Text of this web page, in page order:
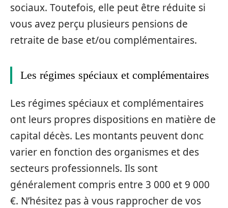
sociaux. Toutefois, elle peut être réduite si
vous avez perçu plusieurs pensions de
retraite de base et/ou complémentaires.
Les régimes spéciaux et complémentaires
Les régimes spéciaux et complémentaires
ont leurs propres dispositions en matière de
capital décès. Les montants peuvent donc
varier en fonction des organismes et des
secteurs professionnels. Ils sont
généralement compris entre 3 000 et 9 000
€. N’hésitez pas à vous rapprocher de vos